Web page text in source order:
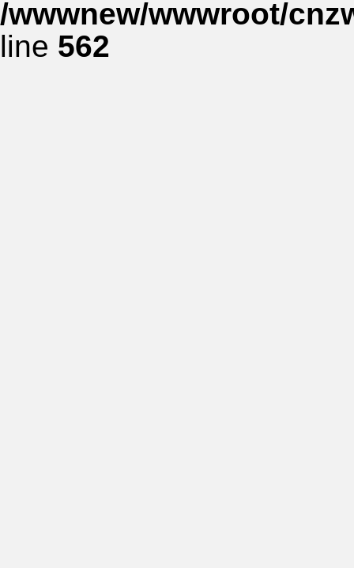
/wwwnew/wwwroot/
line 562